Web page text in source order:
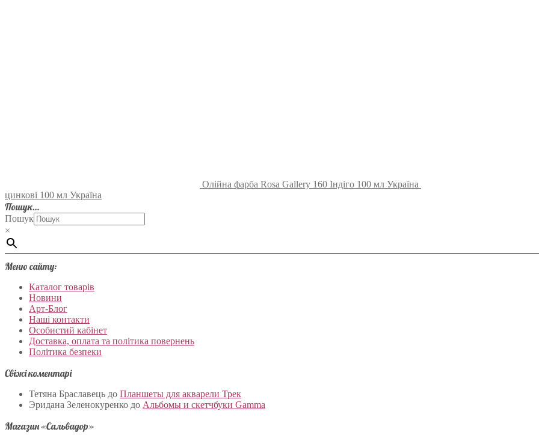
Олійна фарба Rosa Gallery 160 Індіго 100 мл Україна
цинкові 100 мл Україна
Пошук…
Пошук
×
Меню сайту:
Каталог товарів
Новини
Арт-Блог
Наші контакти
Особистий кабінет
Доставка, оплата та політика повернень
Політика безпеки
Свіжі коментарі
Тетяна Браславець до Планшеты для акварели Трек
Эридана Зеленокуренко до Альбомы и скетчбуки Gamma
Магазин «Сальвадор»